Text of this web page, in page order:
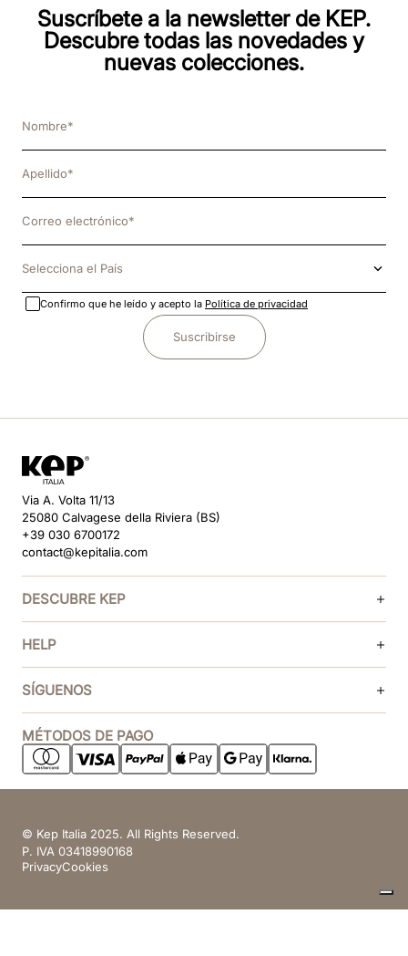
Suscríbete a la newsletter de KEP.
Descubre todas las novedades y
nuevas colecciones.
Selecciona el País
Confirmo que he leído y acepto la Política de privacidad
Suscribirse
Via A. Volta 11/13
25080 Calvagese della Riviera (BS)
+39 030 6700172
contact@kepitalia.com
DESCUBRE KEP
HELP
SÍGUENOS
MÉTODOS DE PAGO
© Kep Italia 2025. All Rights Reserved.
P. IVA 03418990168
PrivacyCookies